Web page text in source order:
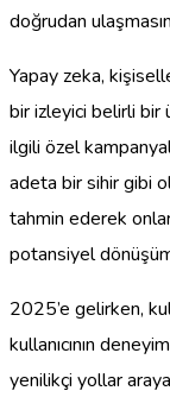
doğrudan
Yapay zeka,
bir izleyici belirli bir
ilgili özel
adeta bir sihir gibi
tahmin ederek
potansiyel dönüşüm
2025’e gelirken,
kullanıcının
yenilikçi yollar